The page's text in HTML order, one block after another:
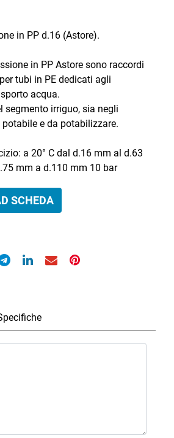
in PP d.16 (Astore).
in PP Astore sono raccordi
tubi in PE dedicati agli
acqua.
segmento irriguo, sia negli
potabile e da potabilizzare.
a 20° C dal d.16 mm al d.63
mm a d.110 mm 10 bar
SCHEDA